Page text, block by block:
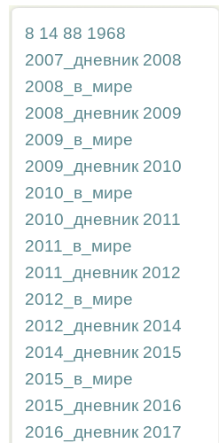
8 14 88 1968
2007_дневник 2008
2008_в_мире
2008_дневник 2009
2009_в_мире
2009_дневник 2010
2010_в_мире
2010_дневник 2011
2011_в_мире
2011_дневник 2012
2012_в_мире
2012_дневник 2014
2014_дневник 2015
2015_в_мире
2015_дневник 2016
2016_дневник 2017